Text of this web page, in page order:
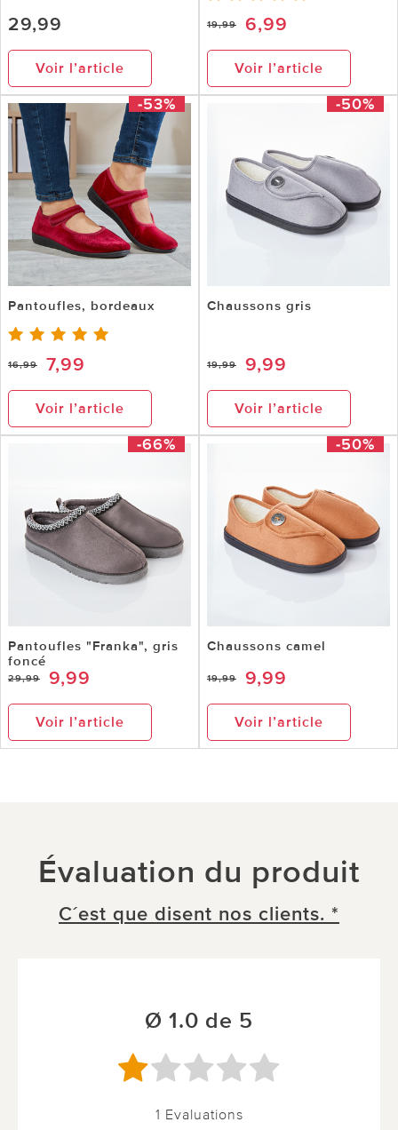
29,99
Voir l’article
19,99 6,99
Voir l’article
-53%
Pantoufles, bordeaux
16,99 7,99
Voir l’article
-50%
Chaussons gris
19,99 9,99
Voir l’article
-66%
Pantoufles "Franka", gris
foncé
29,99 9,99
Voir l’article
-50%
Chaussons camel
19,99 9,99
Voir l’article
Évaluation du produit
C´est que disent nos clients. *
Ø 1.0 de 5
1 Evaluations